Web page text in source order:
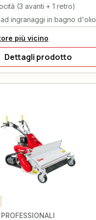
(3 avanti + 1 retro)
ad ingranaggi in bagno d'olio
più vicino
Dettagli prodotto